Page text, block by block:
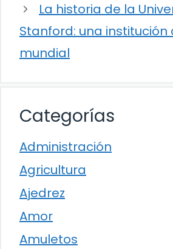
La historia de la
Stanford: una
mundial
Categorías
Administración
Agricultura
Ajedrez
Amor
Amuletos